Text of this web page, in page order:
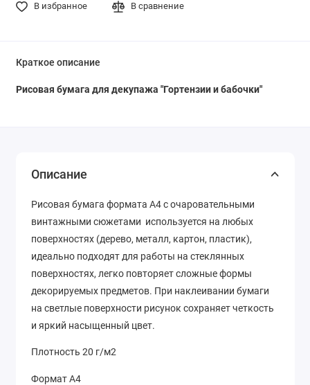
В избранное В сравнение
Краткое описание
Рисовая бумага для декупажа "Гортензии и бабочки"
Описание
Рисовая бумага формата А4 с очаровательными
винтажными сюжетами используется на любых
поверхностях (дерево, металл, картон, пластик),
идеально подходят для работы на стеклянных
поверхностях, легко повторяет сложные формы
декорируемых предметов. При наклеивании бумаги
на светлые поверхности рисунок сохраняет четкость
и яркий насыщенный цвет.
Плотность 20 г/м2
Формат А4